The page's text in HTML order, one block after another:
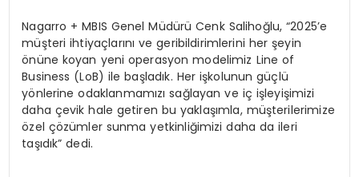
Nagarro + MBIS Genel Müdürü Cenk Salihoğlu, “2025’e
müşteri ihtiyaçlarını ve geribildirimlerini her şeyin
önüne koyan yeni operasyon modelimiz Line of
Business (LoB) ile başladık. Her işkolunun güçlü
yönlerine odaklanmamızı sağlayan ve iç işleyişimizi
daha çevik hale getiren bu yaklaşımla, müşterilerimize
özel çözümler sunma yetkinliğimizi daha da ileri
taşıdık” dedi.